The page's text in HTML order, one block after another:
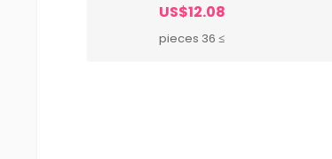
US$12.08
≥ 36 pieces